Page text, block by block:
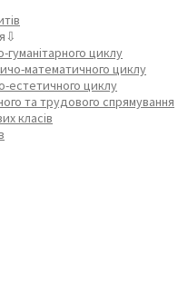
гуманітарного циклу
математичного циклу
естетичного циклу
та трудового спрямування
класів